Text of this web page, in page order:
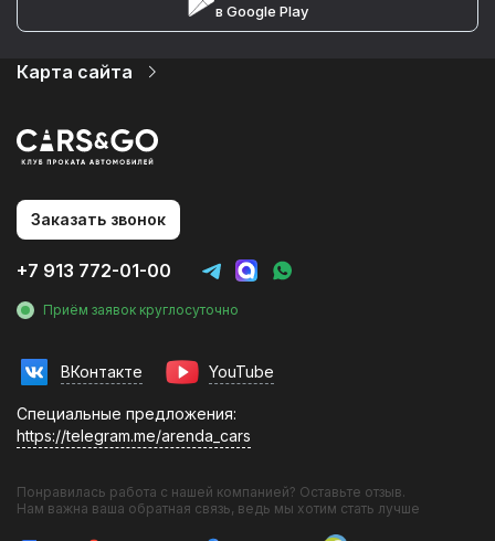
в Google Play
Карта сайта
Услуги
О компании
Контакты
Аренда авто на мероприятия
Аренда с водителем
Фотосессии с авто
Комфорт
Бизнес
Кроссовер
Внедорожник
Audi
BMW
Changan
Chery
Заказать звонок
+7 913 772-01-00
Приём заявок круглосуточно
ВКонтакте YouTube
Специальные предложения:
https://telegram.me/arenda_cars
Понравилась работа с нашей компанией? Оставьте отзыв.
Нам важна ваша обратная связь, ведь мы хотим стать лучше